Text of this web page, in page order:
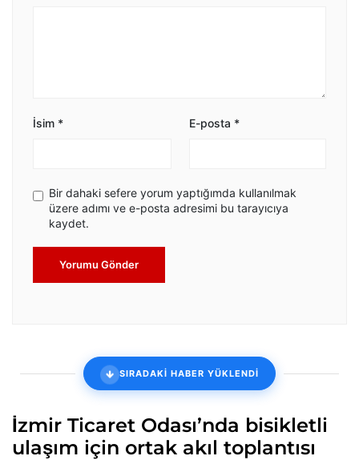
İsim * E-posta *
Bir dahaki sefere yorum yaptığımda kullanılmak
üzere adımı ve e-posta adresimi bu tarayıcıya
kaydet.
Yorumu Gönder
SIRADAKİ HABER YÜKLENDİ
İzmir Ticaret Odası’nda bisikletli
ulaşım için ortak akıl toplantısı